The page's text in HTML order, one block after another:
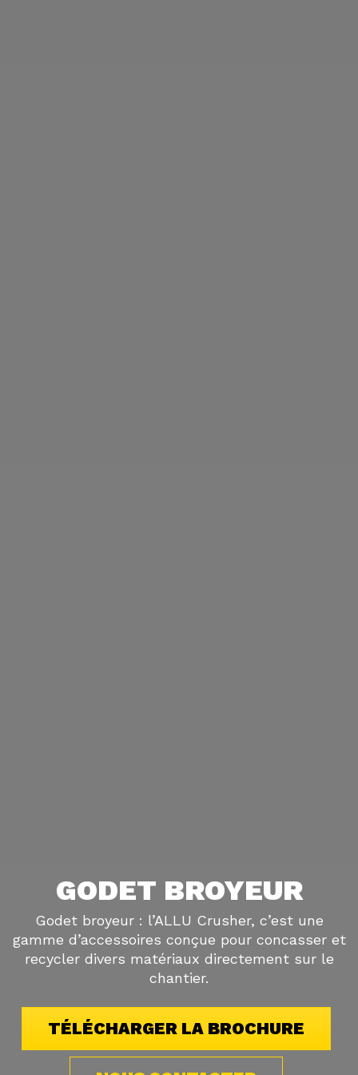
GODET BROYEUR
Godet broyeur : l’ALLU Crusher, c’est une
gamme d’accessoires conçue pour concasser et
recycler divers matériaux directement sur le
chantier.
TÉLÉCHARGER LA BROCHURE